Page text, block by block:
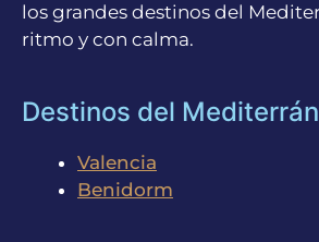
los grandes destinos del
ritmo y con calma.
Destinos del
Valencia
Benidorm